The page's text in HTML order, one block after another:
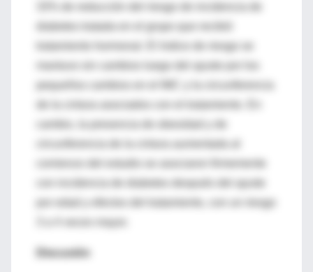
33% de reducción del riesgo de incidencia de
diabetes tratada en el grupo que recibió
tratamiento hormonal. El índice de riesgo se
mantuvo sin cambios luego del ajuste por los
pequeños cambios en el IMC y la circunferencia
por edad y efectos del tratamiento, con un riesgo
3 a 4 veces mayor.
Discusión